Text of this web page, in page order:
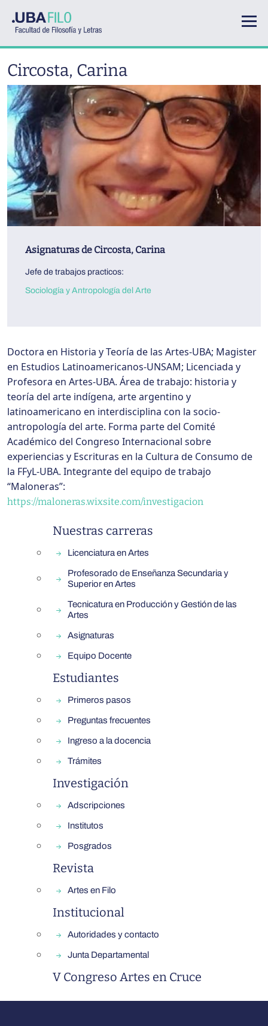
Barra lateral de departamento
Nuestras carreras
Licenciatura en Artes
Profesorado de Enseñanza Secundaria y
Superior en Artes
Tecnicatura en Producción y Gestión de las
Artes
Asignaturas
Equipo Docente
Estudiantes
Primeros pasos
Preguntas frecuentes
Ingreso a la docencia
Trámites
Investigación
Adscripciones
Institutos
Posgrados
Revista
Artes en Filo
Institucional
Autoridades y contacto
Junta Departamental
V Congreso Artes en Cruce
Circosta, Carina
Asignaturas de Circosta, Carina
Jefe de trabajos practicos:
Sociología y Antropología del Arte
Doctora en Historia y Teoría de las Artes-UBA; Magister
en Estudios Latinoamericanos-UNSAM; Licenciada y
Profesora en Artes-UBA. Área de trabajo: historia y
teoría del arte indígena, arte argentino y
latinoamericano en interdisciplina con la socio-
antropología del arte. Forma parte del Comité
Académico del Congreso Internacional sobre
experiencias y Escrituras en la Cultura de Consumo de
la FFyL-UBA. Integrante del equipo de trabajo
“Maloneras”:
https://maloneras.wixsite.com/investigacion